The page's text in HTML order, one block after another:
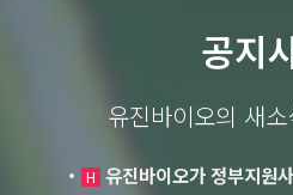
공지
유진바이오의 새
H 유진바이오가 정부지원